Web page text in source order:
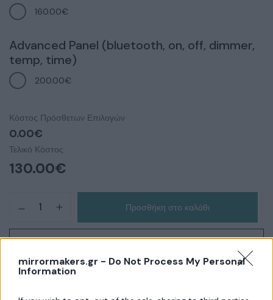
mirrormakers.gr - Do Not Process My Personal
Information
160.00€
Advanced Panel (bluetooth, on, off, dimmer,
temp, time)
200.00€
Κόστος Πρόσθετων Επιλογών
0.00€
Τελικό Κόστος
130.00€
Προσθήκη στο καλάθι
Κωδικός Προϊόντος: SKU-000017